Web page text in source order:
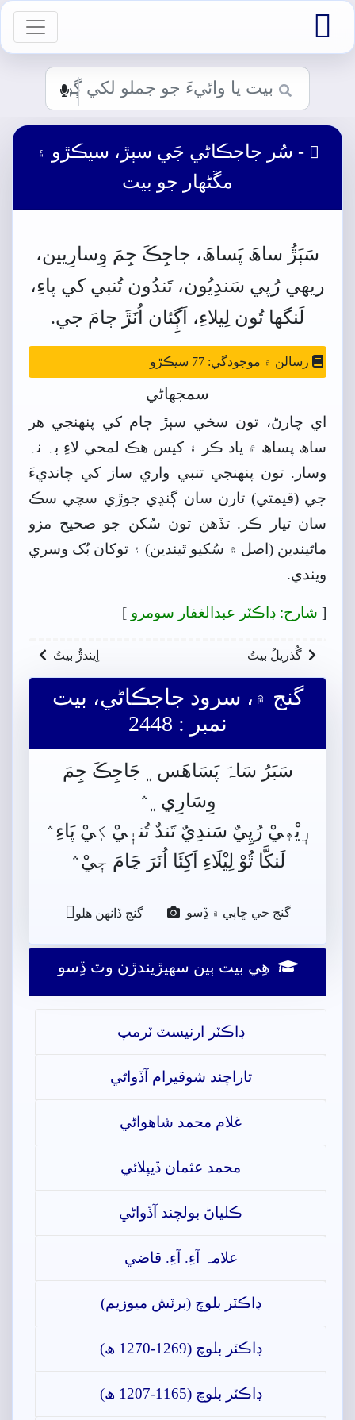

 - سُر جاجڪاڻي جَي سٻڙ، سيڪڙو ۽
مڱڻھار جو بيت
سَٻَڙُ ساھَ پَساھَ، جاجِڪَ جِمَ وِسارِيين،
ريھي رُپي سَندِيُون، تَندُون تُنبيکي پاءِ،
لَنگها تُون لِيلاءِ، اَڳِئان اُنَڙَ ڄامَ جي.
رسالن ۾ موجودگي: 77 سيڪڙو
سمجهاڻي
اي چارڻ، تون سخي سٻڙ ڄام کي پنھنجي هر
ساھ پساھ ۾ ياد ڪر ۽ کيس هڪ لمحي لاءِ بہ نہ
وسار. تون پنھنجي تنبي واري ساز کي چانديءَ
جي (قيمتي) تارن سان ڳنڍي جوڙي سچي سڪ
سان تيار ڪر. تڏهن تون سُکن جو صحيح مزو
ماڻيندين (اصل ۾ سُکيو ٿيندين) ۽ توکان بُک وسري
ويندي.
[ شارح: ڊاڪٽر عبدالغفار سومرو ]
گُذريلُ بيتُ اِيندڙُ بيتُ
گنج ۾، سرود جاجڪاڻي، بيت
نمبر : 2448
سَبَرُ سَاہَ پَسَاهَس﮼ جَاجِڪَ جِمَ
وِسَارِي﮼﮶
رٖيْھٖيْ رُپِيٌ سَندِيٌ تَندٌ تُنبٖيْ کٖيْ پَاءِ﮶
لَنکَّا ٿُوْ لِيْلَاءِ اَکِئَا اُنَرَ ڃَامَ جٖيْ﮶
گنج جي ڇاپي ۾ ڏِسو گنج ڏانھن ھلو
ھِي بيت ٻين سھيڙيندڙن وٽ ڏِسو
ڊاڪٽر ارنيسٽ ٽرمپ
تاراچند شوقيرام آڏواڻي
غلام محمد شاھواڻي
محمد عثمان ڏيپلائي
ڪلياڻ بولچند آڏواڻي
علامہ آءِ. آءِ. قاضي
ڊاڪٽر بلوچ (برٽش ميوزيم)
ڊاڪٽر بلوچ (1269-1270 ھ)
ڊاڪٽر بلوچ (1165-1207 ھ)